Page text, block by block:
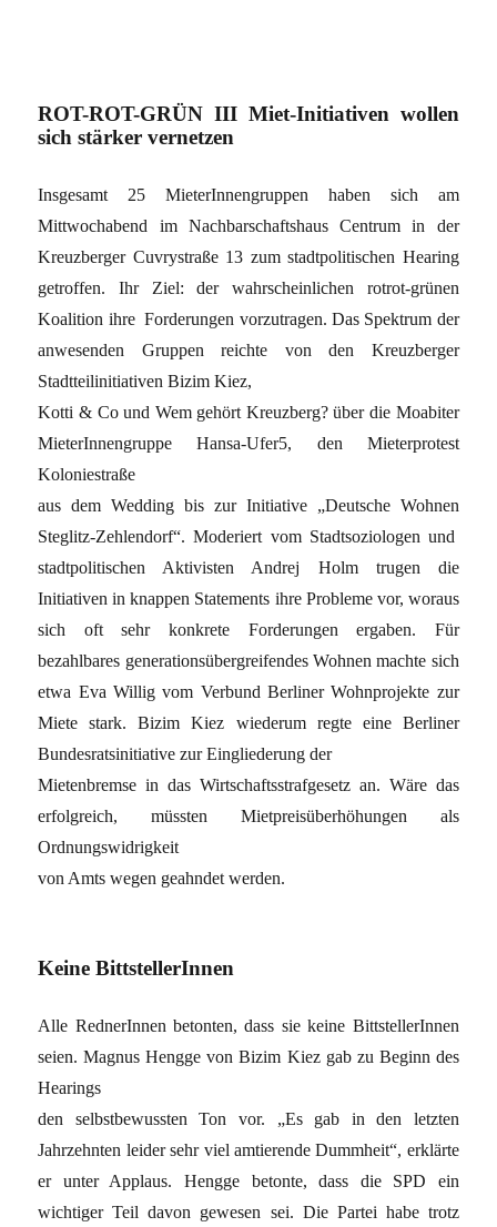
ROT-ROT-GRÜN III Miet-Initiativen wollen
sich stärker vernetzen
Insgesamt 25 MieterInnengruppen haben sich am
Mittwochabend im Nachbarschaftshaus Centrum in der
Kreuzberger Cuvrystraße 13 zum stadtpolitischen Hearing
getroffen. Ihr Ziel: der wahrscheinlichen rotrot-grünen
Koalition ihre Forderungen vorzutragen. Das Spektrum der
anwesenden Gruppen reichte von den Kreuzberger
Stadtteilinitiativen Bizim Kiez,
Kotti & Co und Wem gehört Kreuzberg? über die Moabiter
MieterInnengruppe Hansa-Ufer5, den Mieterprotest
Koloniestraße
aus dem Wedding bis zur Initiative „Deutsche Wohnen
Steglitz-Zehlendorf“. Moderiert vom Stadtsoziologen und
stadtpolitischen Aktivisten Andrej Holm trugen die
Initiativen in knappen Statements ihre Probleme vor, woraus
sich oft sehr konkrete Forderungen ergaben. Für
bezahlbares generationsübergreifendes Wohnen machte sich
etwa Eva Willig vom Verbund Berliner Wohnprojekte zur
Miete stark. Bizim Kiez wiederum regte eine Berliner
Bundesratsinitiative zur Eingliederung der
Mietenbremse in das Wirtschaftsstrafgesetz an. Wäre das
erfolgreich, müssten Mietpreisüberhöhungen als
Ordnungswidrigkeit
von Amts wegen geahndet werden.
Keine BittstellerInnen
Alle RednerInnen betonten, dass sie keine BittstellerInnen
seien. Magnus Hengge von Bizim Kiez gab zu Beginn des
Hearings
den selbstbewussten Ton vor. „Es gab in den letzten
Jahrzehnten leider sehr viel amtierende Dummheit“, erklärte
er unter Applaus. Hengge betonte, dass die SPD ein
wichtiger Teil davon gewesen sei. Die Partei habe trotz